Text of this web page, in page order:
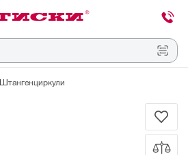
Штангенциркули